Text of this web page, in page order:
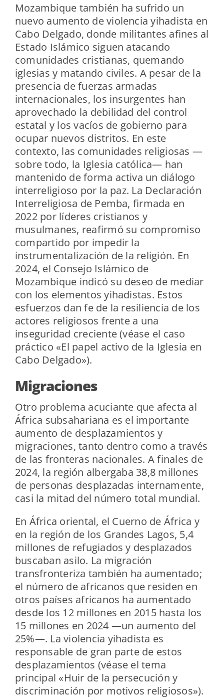
Mozambique también ha sufrido un
nuevo aumento de violencia yihadista en
Cabo Delgado, donde militantes afines al
Estado Islámico siguen atacando
comunidades cristianas, quemando
iglesias y matando civiles. A pesar de la
presencia de fuerzas armadas
internacionales, los insurgentes han
aprovechado la debilidad del control
estatal y los vacíos de gobierno para
ocupar nuevos distritos. En este
contexto, las comunidades religiosas —
sobre todo, la Iglesia católica— han
mantenido de forma activa un diálogo
interreligioso por la paz. La Declaración
Interreligiosa de Pemba, firmada en
2022 por líderes cristianos y
musulmanes, reafirmó su compromiso
compartido por impedir la
instrumentalización de la religión. En
2024, el Consejo Islámico de
Mozambique indicó su deseo de mediar
con los elementos yihadistas. Estos
esfuerzos dan fe de la resiliencia de los
actores religiosos frente a una
inseguridad creciente (véase el caso
práctico «El papel activo de la Iglesia en
Cabo Delgado»).
Migraciones
Otro problema acuciante que afecta al
África subsahariana es el importante
aumento de desplazamientos y
migraciones, tanto dentro como a través
de las fronteras nacionales. A finales de
2024, la región albergaba 38,8 millones
de personas desplazadas internamente,
casi la mitad del número total mundial.
En África oriental, el Cuerno de África y
en la región de los Grandes Lagos, 5,4
millones de refugiados y desplazados
buscaban asilo. La migración
transfronteriza también ha aumentado;
el número de africanos que residen en
otros países africanos ha aumentado
desde los 12 millones en 2015 hasta los
15 millones en 2024 —un aumento del
25%—. La violencia yihadista es
responsable de gran parte de estos
desplazamientos (véase el tema
principal «Huir de la persecución y
discriminación por motivos religiosos»).